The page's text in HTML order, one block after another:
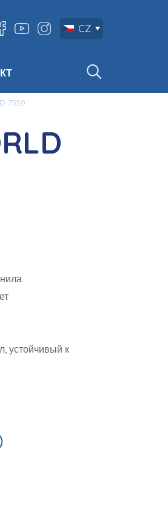
CZ
7550
устойчивый к